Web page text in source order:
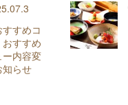
すすめコ
おすすめ
ー内容変
知らせ